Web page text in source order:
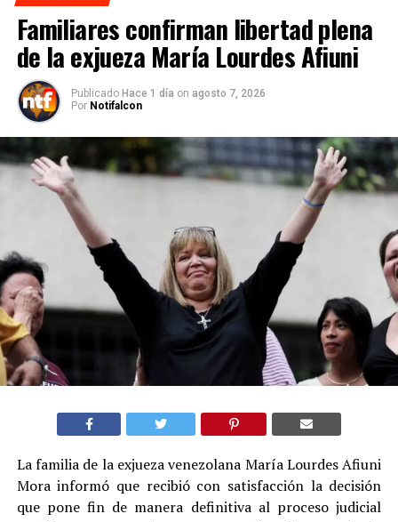
Familiares confirman libertad plena
de la exjueza María Lourdes Afiuni
Publicado Hace 1 día on agosto 7, 2026
Por Notifalcon
La familia de la exjueza venezolana María Lourdes Afiuni
Mora informó que recibió con satisfacción la decisión
que pone fin de manera definitiva al proceso judicial